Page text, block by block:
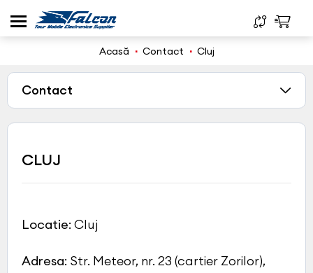
Acasă Contact Cluj
Contact
CLUJ
Locatie: Cluj
Adresa: Str. Meteor, nr. 23 (cartier Zorilor),